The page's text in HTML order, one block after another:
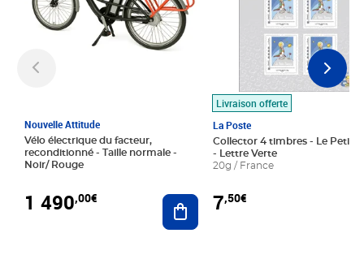
Nouvelle Attitude
Vélo électrique du facteur,
reconditionné - Taille normale -
Noir/ Rouge
1 490,00€ Ajouter au panier
Livraison offerte
La Poste
Collector 4 timbres - Le Petit
- Lettre Verte
20g / France
7,50€